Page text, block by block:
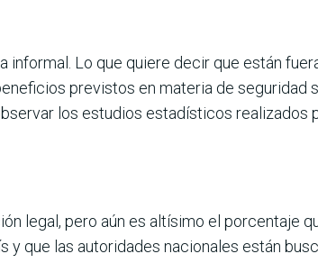
informal. Lo que quiere decir que están
previstos en materia de seguridad
los estudios estadísticos reali­zados
legal, pero aún es altísimo el porcentaje
y que las autoridades nacionales están